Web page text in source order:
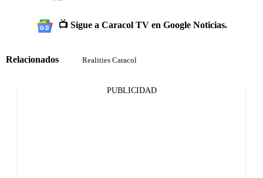
📺 Sigue a Caracol TV en Google Noticias.
Relacionados Realities Caracol
PUBLICIDAD